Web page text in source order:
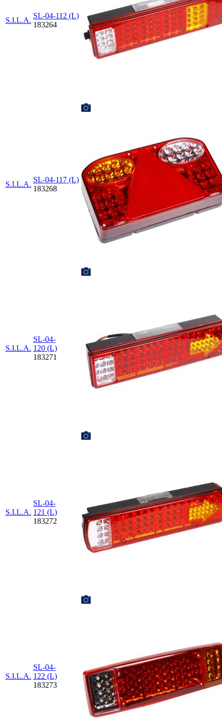
S.I.L.A.
SL-04-112 (L)
183264
S.I.L.A.
SL-04-117 (L)
183268
S.I.L.A.
SL-04-
120 (L)
183271
S.I.L.A.
SL-04-
121 (L)
183272
S.I.L.A.
SL-04-
122 (L)
183273